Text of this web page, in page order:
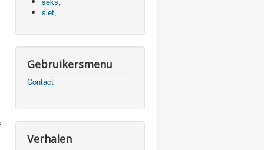
slet,
Gebruikersmenu
Contact
Verhalen